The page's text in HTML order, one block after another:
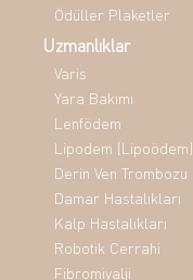
Ödüller Plaketler
Uzmanlıklar
Varis
Yara Bakımı
Lenfödem
Lipodem (Lipoödem)
Derin Ven Trombozu
Damar Hastalıkları
Kalp Hastalıkları
Robotik Cerrahi
Fibromiyalji